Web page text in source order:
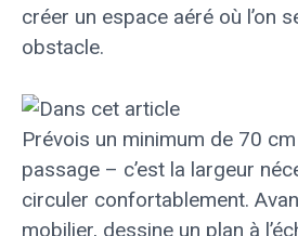
créer un espace aéré où l’on
obstacle.
Prévois un minimum de 70
passage – c’est la largeur
circuler confortablement.
mobilier, dessine un plan à